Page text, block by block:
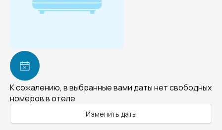
К сожалению, в выбранные вами даты нет свободных
номеров в отеле
Изменить даты